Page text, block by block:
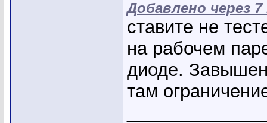
Добавлено через
ставите не
на рабочем
диоде.
там